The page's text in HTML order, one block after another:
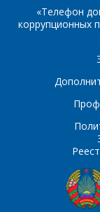
«Телефон
коррупционных